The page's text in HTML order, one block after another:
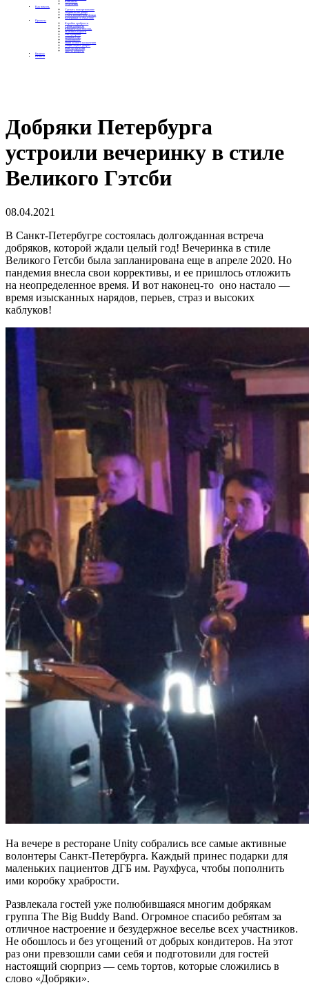
Контакты
Отделения
Как помочь
Сделать пожертвование
Подписка на добро
Стать волонтером фонда
Вечеринки со смыслом
Проекты
Коробка храбрости
Уроки Доброты
Юридическая помощь
Мамины радости
Автодобряки
Добрый торт
Добропробег
Няни особого назначения
Акция «Букет добра»
Фактор времени
Цветы доброты
Бизнесу
Отчеты
Добряки Петербурга
устроили вечеринку в стиле
Великого Гэтсби
08.04.2021
В Санкт-Петербугре состоялась долгожданная встреча
добряков, которой ждали целый год! Вечеринка в стиле
Великого Гетсби была запланирована еще в апреле 2020. Но
пандемия внесла свои коррективы, и ее пришлось отложить
на неопределенное время. И вот наконец-то оно настало —
время изысканных нарядов, перьев, страз и высоких
каблуков!
На вечере в ресторане Unity собрались все самые активные
волонтеры Санкт-Петербурга. Каждый принес подарки для
маленьких пациентов ДГБ им. Раухфуса, чтобы пополнить
ими коробку храбрости.
Развлекала гостей уже полюбившаяся многим добрякам
группа The Big Buddy Band. Огромное спасибо ребятам за
отличное настроение и безудержное веселье всех участников.
Не обошлось и без угощений от добрых кондитеров. На этот
раз они превзошли cами себя и подготовили для гостей
настоящий сюрприз — семь тортов, которые сложились в
слово «Добряки».